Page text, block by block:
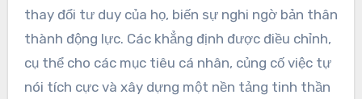
thay đổi tư duy của họ, biến sự nghi ngờ bản thân
thành động lực. Các khẳng định được điều chỉnh,
cụ thể cho các mục tiêu cá nhân, củng cố việc tự
nói tích cực và xây dựng một nền tảng tinh thần